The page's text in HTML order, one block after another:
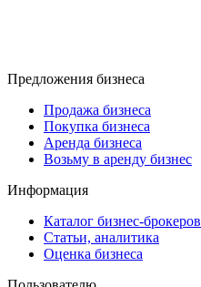
Предложения бизнеса
Продажа бизнеса
Покупка бизнеса
Аренда бизнеса
Возьму в аренду бизнес
Информация
Каталог бизнес-брокеров
Статьи, аналитика
Оценка бизнеса